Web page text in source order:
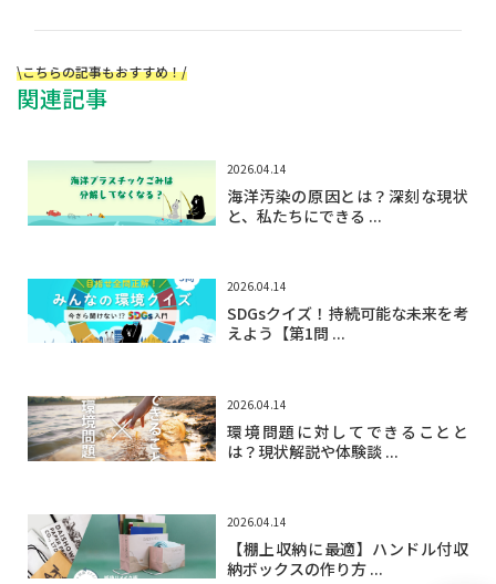
\こちらの記事もおすすめ！/
関連記事
2026.04.14
海洋汚染の原因とは？深刻な現状
と、私たちにできる ...
2026.04.14
SDGsクイズ！持続可能な未来を考
えよう【第1問 ...
2026.04.14
環境問題に対してできることと
は？現状解説や体験談 ...
2026.04.14
【棚上収納に最適】ハンドル付収
納ボックスの作り方 ...